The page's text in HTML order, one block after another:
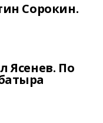
Сорокин.
Ясенев. По